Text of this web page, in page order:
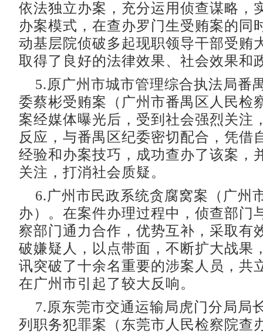
依法独立办案，充分运用侦查谋略，
办案模式，在查办罗门生受贿案的同
动基层院侦破多起现职领导干部受贿
取得了良好的法律效果、社会效果和
5.原广州市城市管理综合执法局番
委蔡彬受贿案（广州市番禺区人民检
案经媒体曝光后，受到社会强烈关注
反应，与番禺区纪委密切配合，凭借
经验和办案技巧，成功查办了该案，
关注，打消社会质疑。
6.广州市民政系统贪腐窝案（广州
办）。在案件办理过程中，侦查部门
察部门通力合作，优势互补，采取有
破嫌疑人，以点带面，不断扩大战果
讯突破了十余名重要的涉案人员，共
在广州市引起了较大反响。
7.原东莞市交通运输局虎门分局局
列职务犯罪案（东莞市人民检察院查